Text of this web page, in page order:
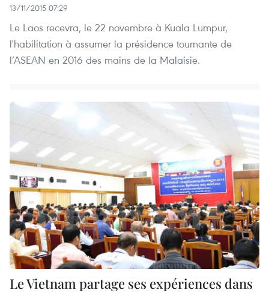
13/11/2015 07:29
Le Laos recevra, le 22 novembre à Kuala Lumpur,
l'habilitation à assumer la présidence tournante de
l’ASEAN en 2016 des mains de la Malaisie.
Le Vietnam partage ses expériences dans